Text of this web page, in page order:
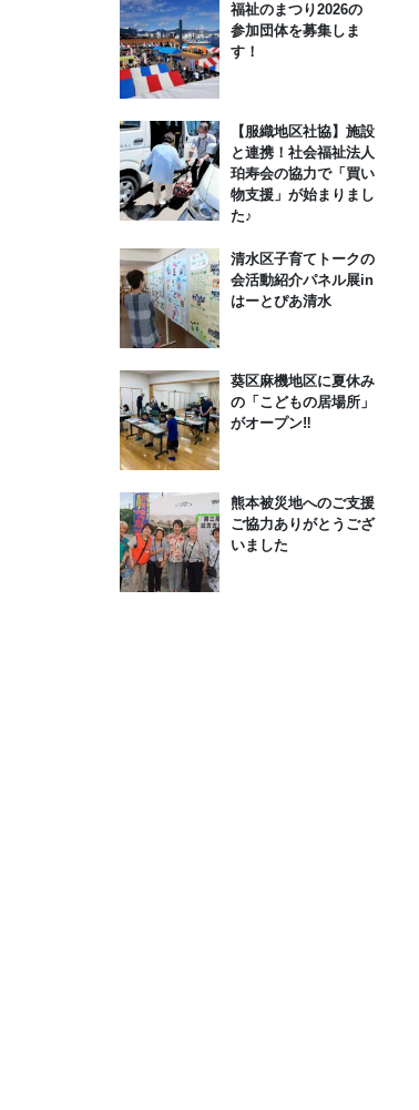
福祉のまつり2026の
参加団体を募集しま
す！
【服織地区社協】施設
と連携！社会福祉法人
珀寿会の協力で「買い
物支援」が始まりまし
た♪
清水区子育てトークの
会活動紹介パネル展in
はーとぴあ清水
葵区麻機地区に夏休み
の「こどもの居場所」
がオープン‼
熊本被災地へのご支援
ご協力ありがとうござ
いました